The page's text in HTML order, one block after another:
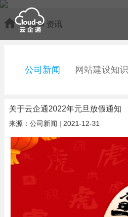
首页 » 资讯
公司新闻 网站建设知识
关于云企通2022年元旦放假通知
来源：公司新闻 | 2021-12-31